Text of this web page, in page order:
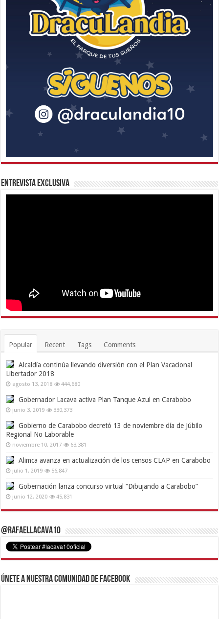
Entrevista Exclusiva
Popular Recent Tags Comments
Alcaldía continúa llevando diversión con el Plan Vacacional
Libertador 2018
agosto 13, 2018 444,680
Gobernador Lacava activa Plan Tanque Azul en Carabobo
junio 3, 2019 330,373
Gobierno de Carabobo decretó 13 de noviembre día de Júbilo
Regional No Laborable
noviembre 10, 2017 63,381
Alimca avanza en actualización de los censos CLAP en Carabobo
julio 1, 2019 56,847
Gobernación lanza concurso virtual “Dibujando a Carabobo”
junio 12, 2020 45,831
@RafaelLacava10
Únete a nuestra comunidad de Facebook